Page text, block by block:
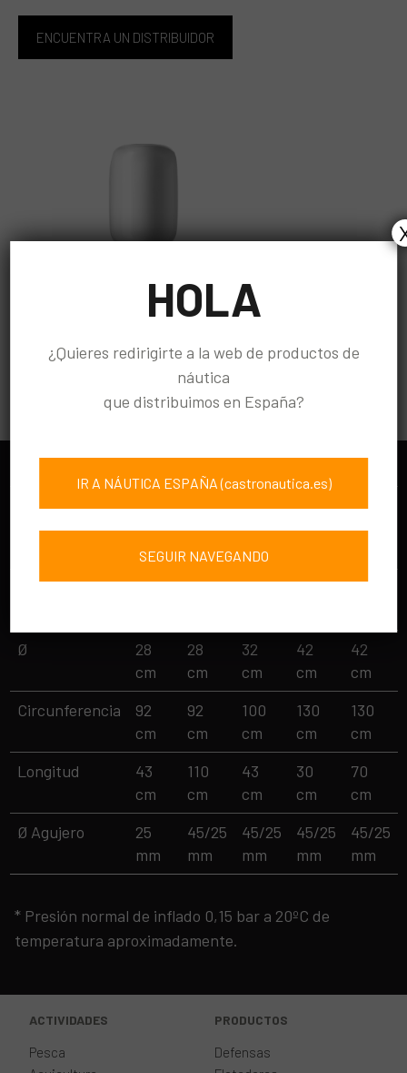
ENCUENTRA UN DISTRIBUIDOR
REF
RPP-
RPP-
RPM-
RPG-
RPG-
Ø
28
cm
28
cm
32
cm
42
cm
42
cm
Circunferencia
92
cm
92
cm
100
cm
130
cm
130
cm
Longitud
43
cm
110
cm
43
cm
30
cm
70
cm
Ø Agujero
25
mm
45/25
mm
45/25
mm
45/25
mm
45/25
mm
* Presión normal de inflado 0,15 bar a 20ºC de
temperatura aproximadamente.
ACTIVIDADES
Pesca
PRODUCTOS
Defensas
HOLA
¿Quieres redirigirte a la web de productos de
náutica
que distribuimos en España?
IR A NÁUTICA ESPAÑA (castronautica.es)
SEGUIR NAVEGANDO